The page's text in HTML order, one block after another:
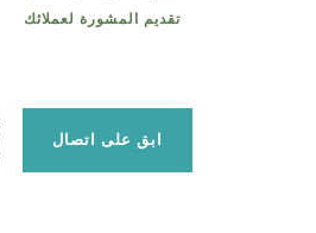
تقديم المشورة لعملائك
ابق على اتصال